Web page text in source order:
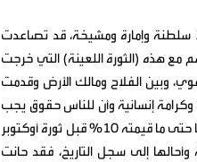
أعود للإشارة إلى أن حملة التشنيع بثورة أوكتوبر ونظامها الوطني الذي جاء على أنقاض 23 سلطنة وإمارة ومشيخة، قد تصاعدت
مع هذه (الثورة اللعينة) التي خرجت
وبين الفلاح ومالك الأرض وقدمت
إنسانية وأن للناس حقوق يجب
ان يتمتعوا بها، وحقق الشعب الجنوبي في ظل رايتها مكاسب لم ينل المواطن الجنوبي منها حتى ما قيمته 10% قبل ثورة أوكتوبر
المكاسب التاريخية وأحالها إلى سجل التاريخ، فقد حانت